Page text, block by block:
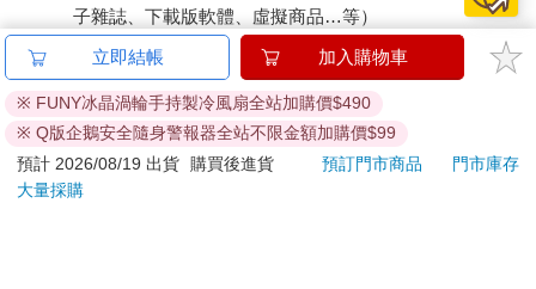
子雜誌、下載版軟體、虛擬商品…等）
已拆封之個人衛生用品。（如：內衣褲、刮鬍刀、除毛
若非上列種類商品，均享有到貨7天的猶豫期（含例假
日）。
辦理退換貨時，商品（組合商品恕無法接受單獨退貨）必須
是您收到商品時的原始狀態（包含商品本體、配件、贈品、
立即結帳 加入購物車
※ FUNY冰晶渦輪手持製冷風扇全站加購價$490
※ Q版企鵝安全隨身警報器全站不限金額加購價$99
預計 2026/08/19 出貨
購買後進貨 預訂門市商品
門市庫存
大量採購